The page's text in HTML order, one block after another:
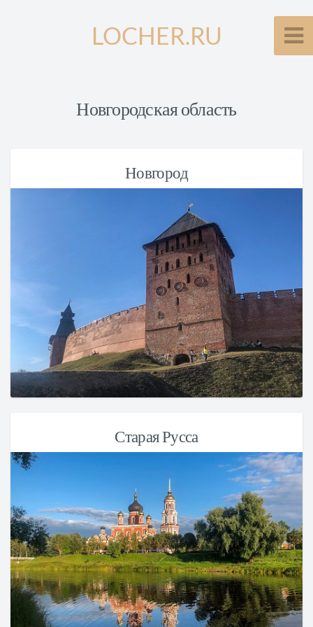
LOCHER.RU
Новгородская область
Новгород
Старая Русса